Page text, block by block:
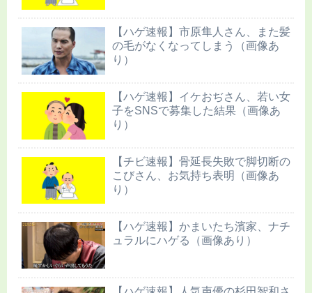
【ハゲ速報】市原隼人さん、また髪
の毛がなくなってしまう（画像あ
り）
【ハゲ速報】イケおぢさん、若い女
子をSNSで募集した結果（画像あ
り）
【チビ速報】骨延長失敗で脚切断の
こびさん、お気持ち表明（画像あ
り）
【ハゲ速報】かまいたち濱家、ナチ
ュラルにハゲる（画像あり）